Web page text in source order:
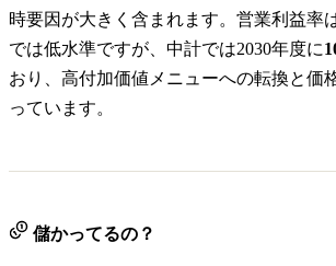
時要因が大きく含まれます。営業利益率
では低水準ですが、中計では2030年度に
おり、高付加価値メニューへの転換と価
っています。
儲かってるの？